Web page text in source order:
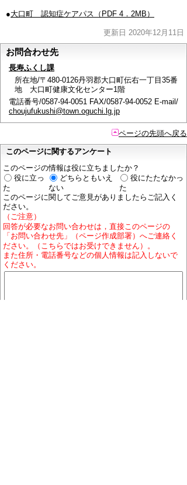
●大口町 認知症ケアパス（PDF 4．2MB）
更新日 2020年12月11日
お問合わせ先
長寿ふくし課
所在地/〒480-0126丹羽郡大口町伝右一丁目35番
地 大口町健康文化センター1階
電話番号/0587-94-0051 FAX/0587-94-0052 E-mail/
choujufukushi@town.oguchi.lg.jp
ページの先頭へ戻る
このページに関するアンケート
このページの情報は役に立ちましたか？
役に立っ
た
どちらともいえ
ない
役にたたなかっ
た
このページに関してご意見がありましたらご記入く
ださい。
（ご注意）
回答が必要なお問い合わせは，直接このページの
「お問い合わせ先」（ページ作成部署）へご連絡く
ださい。（こちらではお受けできません）。
また住所・電話番号などの個人情報は記入しないで
ください。